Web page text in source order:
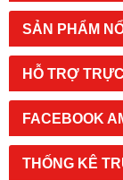
SẢN PHẨM
HỖ TRỢ
FACEBOOK
THỐNG KÊ